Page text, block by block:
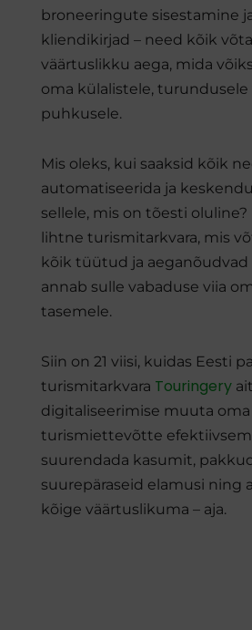
broneeringute sisestamine
kliendikirjad – need kõik
väärtuslikku aega, mida
oma külalistele, turundusele
puhkusele.
Mis oleks, kui saaksid kõik
automatiseerida ja
sellele, mis on tõesti oluline?
lihtne turismitarkvara, mis
kõik tüütud ja aeganõudvad
annab sulle vabaduse viia
tasemele.
Siin on 21 viisi, kuidas Eesti
turismitarkvara Touringery
digitaliseerimise muuta oma
turismiettevõtte
suurendada kasumit,
suurepäraseid elamusi ning
kõige väärtuslikuma – aja.